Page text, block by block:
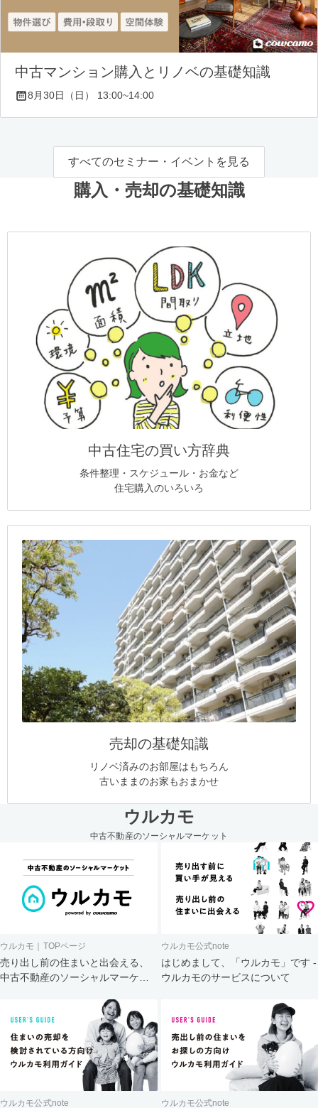
中古マンション購入とリノベの基礎知識
8月30日（日） 13:00~14:00
すべてのセミナー・イベントを見る
購入・売却の基礎知識
中古住宅の買い方辞典
条件整理・スケジュール・お金など
住宅購入のいろいろ
売却の基礎知識
リノベ済みのお部屋はもちろん
古いままのお家もおまかせ
ウルカモ
中古不動産のソーシャルマーケット
ウルカモ｜TOPページ
売り出し前の住まいと出会える、
中古不動産のソーシャルマーケッ
ウルカモ公式note
はじめまして、「ウルカモ」です -
ウルカモのサービスについて
ウルカモ公式note ウルカモ公式note